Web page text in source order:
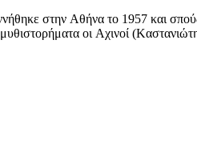
στην Aθήνα το 1957 και
οι Aχινοί